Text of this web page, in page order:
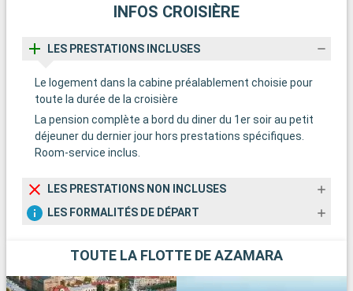
INFOS CROISIÈRE
LES PRESTATIONS INCLUSES
Le logement dans la cabine préalablement choisie pour
toute la durée de la croisière
La pension complète a bord du diner du 1er soir au petit
déjeuner du dernier jour hors prestations spécifiques.
Room-service inclus.
LES PRESTATIONS NON INCLUSES
LES FORMALITÉS DE DÉPART
TOUTE LA FLOTTE DE AZAMARA